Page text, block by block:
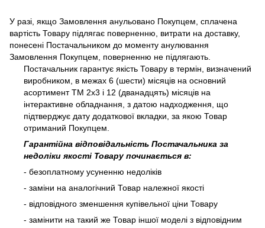
У разі, якщо Замовлення анульовано Покупцем, сплачена
вартість Товару підлягає поверненню, витрати на доставку,
понесені Постачальником до моменту анулювання
Замовлення Покупцем, поверненню не підлягають.
Постачальник гарантує якість Товару в термін, визначений
виробником, в межах 6 (шести) місяців на основний
асортимент ТМ 2х3 і 12 (дванадцять) місяців на
інтерактивне обладнання, з датою надходження, що
підтверджує дату додаткової вкладки, за якою Товар
отриманий Покупцем.
Гарантійна відповідальність Постачальника за
недоліки якості Товару починається в:
- безоплатному усуненню недоліків
- заміни на аналогічний Товар належної якості
- відповідного зменшення купівельної ціни Товару
- замінити на такий же Товар іншої моделі з відповідним